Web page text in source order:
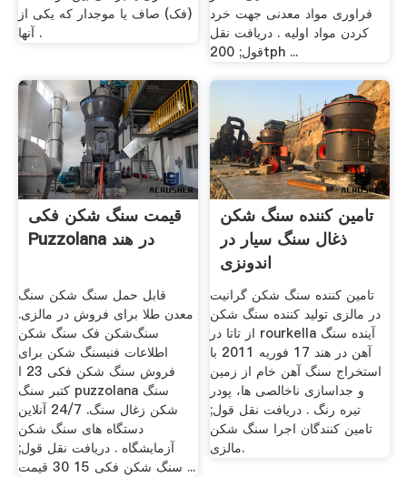
(فک) صاف یا موجدار که یکی از
آنها .
فراوری مواد معدنی جهت خرد
کردن مواد اولیه . دریافت نقل
قول; 200tph ...
قیمت سنگ شکن فکی
Puzzolana در هند
قابل حمل سنگ شکن سنگ
معدن طلا برای فروش در مالزی.
سنگ‌شکن فک سنگ شکن
اطلاعات فنیسنگ شکن برای
فروش سنگ شکن فکی 23 ا
کتبر سنگ puzzolana سنگ
شکن زغال سنگ. 24/7 آنلاین
دستگاه های سنگ شکن
آزمایشگاه . دریافت نقل قول;
سنگ شکن فکی 15 30 قیمت ...
تامین کننده سنگ شکن
ذغال سنگ سیار در
اندونزی
تامین کننده سنگ شکن گرانیت
در مالزی تولید کننده سنگ شکن
از تاتا در rourkella آینده سنگ
آهن در هند 17 فوریه 2011 با
استخراج سنگ آهن خام از زمین
و جداسازی ناخالصی ها، پودر
تیره رنگ . دریافت نقل قول;
تامین کنندگان اجرا سنگ شکن
مالزی.